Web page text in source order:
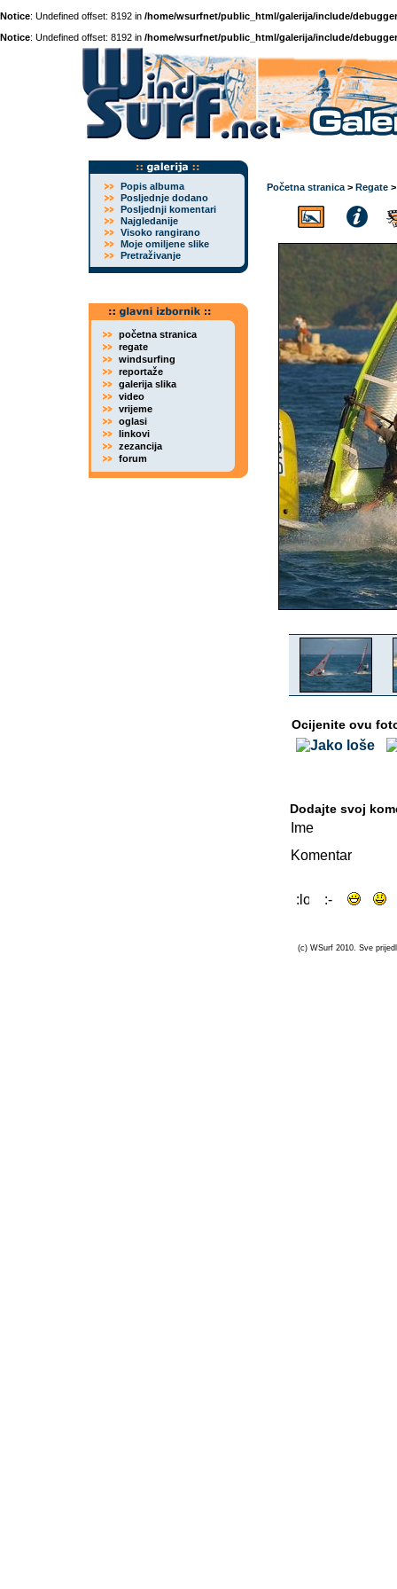
Notice: Undefined offset: 8192 in /home/wsurfnet/public_html/galerija/include/
Notice: Undefined offset: 8192 in /home/wsurfnet/public_html/galerija/include/
Popis albuma
Posljednje dodano
Posljednji komentari
Najgledanije
Visoko rangirano
Moje omiljene slike
Pretraživanje
početna stranica
regate
windsurfing
reportaže
galerija slika
video
vrijeme
oglasi
linkovi
zezancija
forum
Početna stranica > Regate
Ocijenite ovu
Dodajte svoj
Ime
Komentar
(c) WSurf 2010. Sve